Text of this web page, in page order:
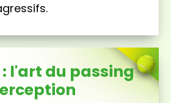
: l'art du passing